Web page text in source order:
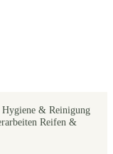
Hygiene & Reinigung
Reifen &